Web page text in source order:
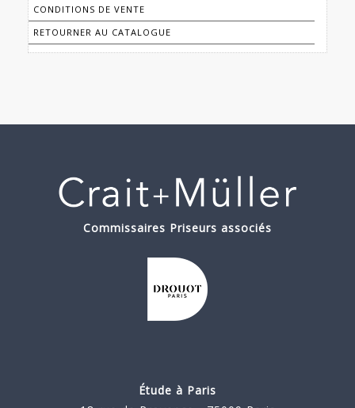
CONDITIONS DE VENTE
RETOURNER AU CATALOGUE
Commissaires Priseurs associés
Étude à Paris